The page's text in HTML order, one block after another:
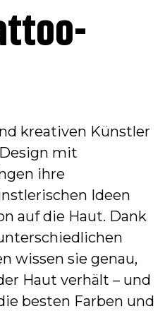
kreativen Künstler
mit
ihre
Ideen
auf die Haut. Dank
wissen sie genau,
Haut verhält – und
besten Farben und